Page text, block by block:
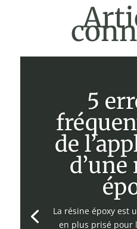
5
de
La résine époxy est
en plus prisé pour